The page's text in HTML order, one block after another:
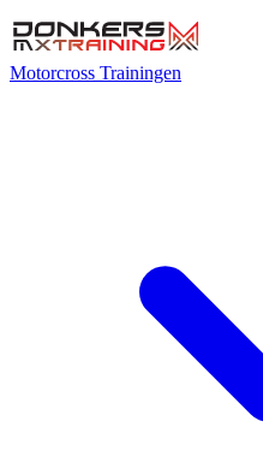
Motorcross Trainingen